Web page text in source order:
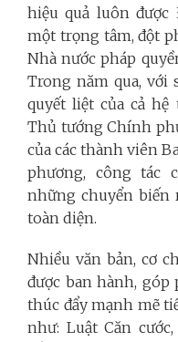
hiệu quả luôn được
một trọng tâm, đột
Nhà nước pháp
Trong năm qua, với
quyết liệt của cả
Thủ tướng Chính
của các thành viên
phương, công tác
những chuyển biến
toàn diện.
Nhiều văn bản, cơ
được ban hành, góp
thúc đẩy mạnh mẽ
như: Luật Căn